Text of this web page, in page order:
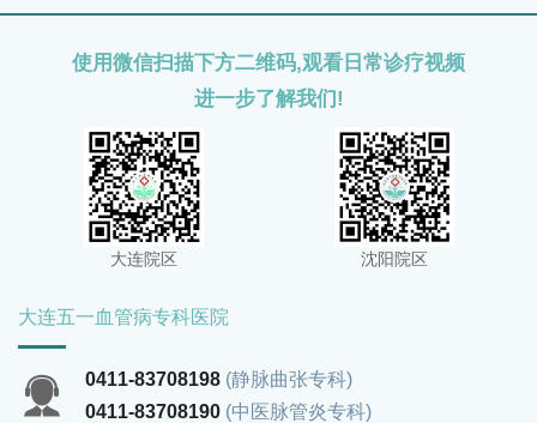
使用微信扫描下方二维码,观看日常诊疗视频
进一步了解我们!
大连院区 沈阳院区
大连五一血管病专科医院
0411-83708198 (静脉曲张专科)
0411-83708190 (中医脉管炎专科)